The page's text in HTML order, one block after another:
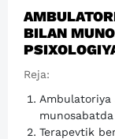
BILAN
Reja:
munosabatda
Terapevtik